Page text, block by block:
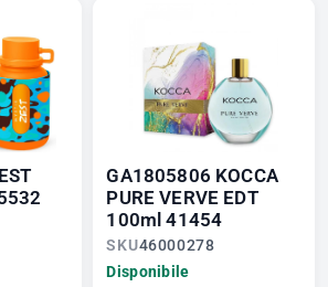
GA1805806 KOCCA
PURE VERVE EDT
100ml 41454
SKU46000278
Disponibile